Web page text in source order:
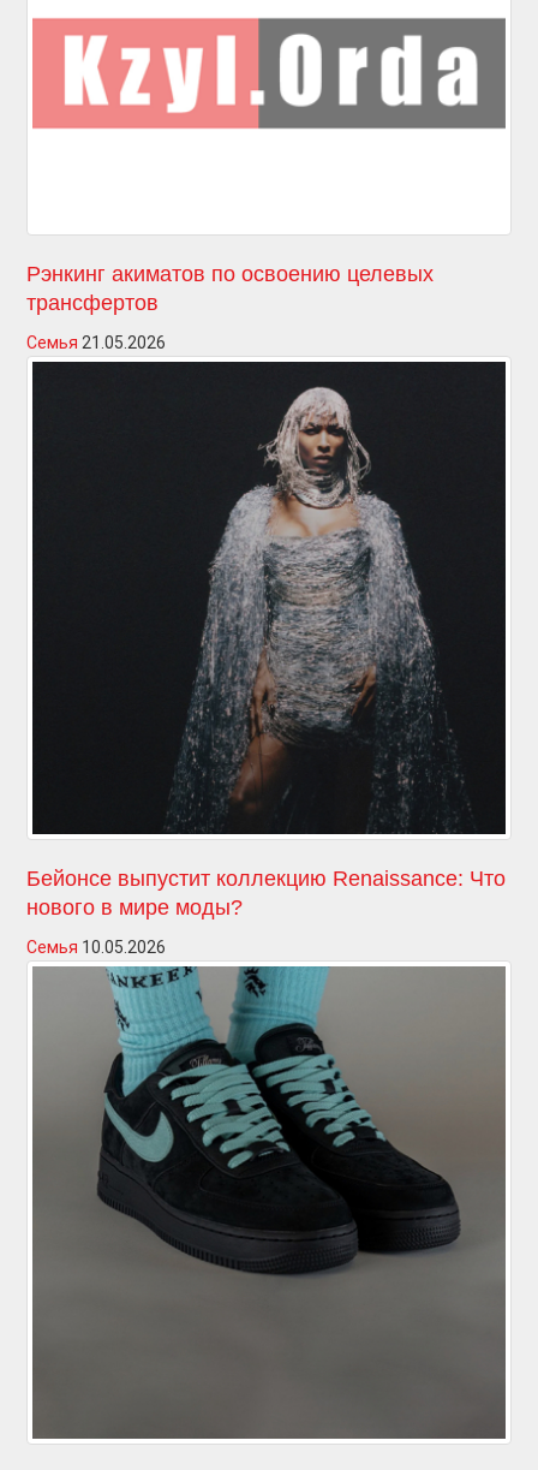
Рэнкинг акиматов по освоению целевых
трансфертов
Семья 21.05.2026
Бейонсе выпустит коллекцию Renaissance: Что
нового в мире моды?
Семья 10.05.2026